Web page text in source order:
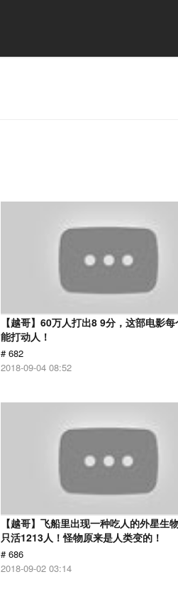
【越哥】60万人打出8 9分，这部电影
能打动人！
# 682
2018-09-04 08:52
【越哥】飞船里出现一种吃人的外星生
只活1213人！怪物原来是人类变的！
# 686
2018-09-02 03:14